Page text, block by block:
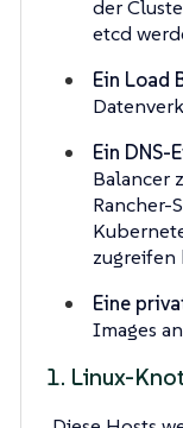
der
etcd
Ein Load
Ein DNS-
Balancer
Rancher-
zugreifen
Eine
Images
1. Linux-